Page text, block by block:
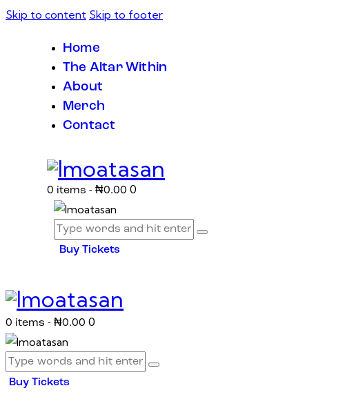
Skip to content Skip to footer
Home
The Altar Within
About
Merch
Contact
0 items - ₦0.00 0
Buy Tickets
0 items - ₦0.00 0
Buy Tickets